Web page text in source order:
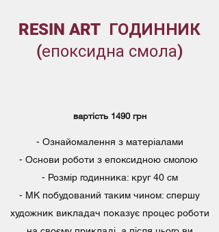
RESIN ART ГОДИННИК
(епоксидна смола)
вартість 1490 грн
- Ознайомалення з матеріалами
- Основи роботи з епоксидною смолою
- Розмір годинника: круг 40 см
- МК побудований таким чином: спершу
художник викладач показує процес роботи